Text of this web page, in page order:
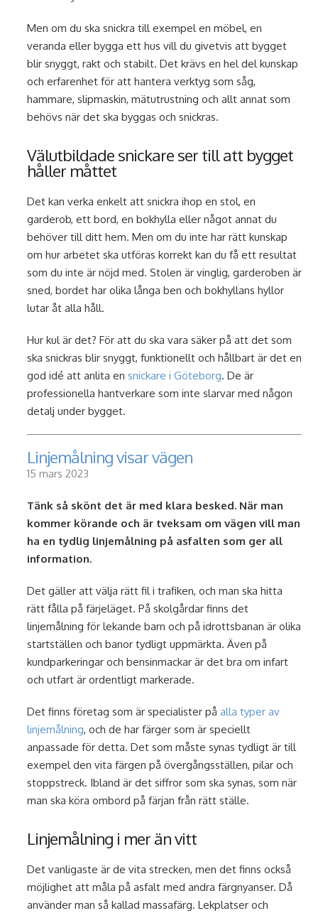
Men om du ska snickra till exempel en möbel, en
veranda eller bygga ett hus vill du givetvis att bygget
blir snyggt, rakt och stabilt. Det krävs en hel del kunskap
och erfarenhet för att hantera verktyg som såg,
hammare, slipmaskin, mätutrustning och allt annat som
behövs när det ska byggas och snickras.
Välutbildade snickare ser till att bygget
håller måttet
Det kan verka enkelt att snickra ihop en stol, en
garderob, ett bord, en bokhylla eller något annat du
behöver till ditt hem. Men om du inte har rätt kunskap
om hur arbetet ska utföras korrekt kan du få ett resultat
som du inte är nöjd med. Stolen är vinglig, garderoben är
sned, bordet har olika långa ben och bokhyllans hyllor
lutar åt alla håll.
Hur kul är det? För att du ska vara säker på att det som
ska snickras blir snyggt, funktionellt och hållbart är det en
god idé att anlita ensnickare i Göteborg. De är
professionella hantverkare som inte slarvar med någon
detalj under bygget.
Linjemålning visar vägen
15 mars 2023
Tänk så skönt det är med klara besked. När man
kommer körande och är tveksam om vägen vill man
ha en tydlig linjemålning på asfalten som ger all
information.
Det gäller att välja rätt fil i trafiken, och man ska hitta
rätt fålla på färjeläget. På skolgårdar finns det
linjemålning för lekande barn och på idrottsbanan är olika
startställen och banor tydligt uppmärkta. Även på
kundparkeringar och bensinmackar är det bra om infart
och utfart är ordentligt markerade.
Det finns företag som är specialister på alla typer av
linjemålning, och de har färger som är speciellt
anpassade för detta. Det som måste synas tydligt är till
exempel den vita färgen på övergångsställen, pilar och
stoppstreck. Ibland är det siffror som ska synas, som när
man ska köra ombord på färjan från rätt ställe.
Linjemålning i mer än vitt
Det vanligaste är de vita strecken, men det finns också
möjlighet att måla på asfalt med andra färgnyanser. Då
använder man så kallad massafärg. Lekplatser och